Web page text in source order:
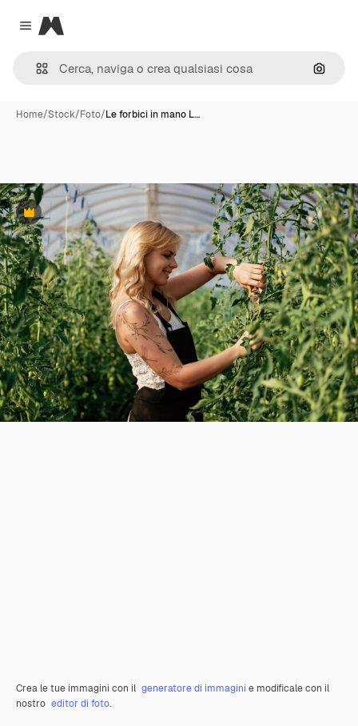
Close menu
Magnific
Cerca
Home/Stock/Foto/Le forbici in mano L…
Premium
Crea le tue immagini con il generatore di immagini e modificale con il
nostro editor di foto.